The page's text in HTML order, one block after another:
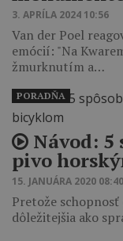
3. APRÍLA 2024 10:56
Van der Poel
emócií: "Na
žmurknutím a…
Návod: 5
pivo
15. JANUÁRA 2020 08:40
Pretože
dôležitejšia ako
PORADŇA